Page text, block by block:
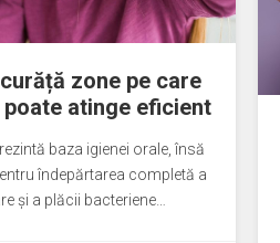
zone pe care
poate atinge eficient
baza igienei orale, însă
îndepărtarea completă a
și a plăcii bacteriene…